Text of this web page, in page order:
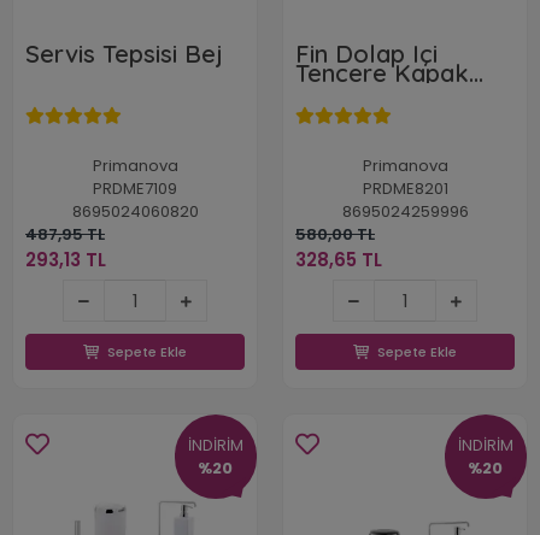
Servis Tepsisi Bej
Primanova
PRDME7109
8695024060820
487,95 TL
293,13 TL
Sepete Ekle
Fin Dolap Içi
Tencere Kapak
Tutucu Beyaz
Primanova
PRDME8201
8695024259996
580,00 TL
328,65 TL
Sepete Ekle
İNDİRİM
%20
İNDİRİM
%20